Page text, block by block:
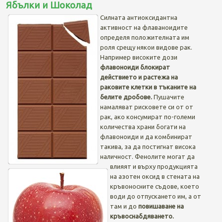
Ябълки и Шоколад
Силната антиоксидантна
активност на флаваноидите
определя положителната им
роля срещу някои видове рак.
Например високите дози
флавоноиди блокират
действието и растежа на
раковите клетки в тъканите на
белите дробове. Пушачите
намаляват рисковете си от от
рак, ако консумират по-големи
количества храни богати на
флавоноиди и да комбинират
такива, за да постигнат висока
наличност. Фенолите могат да
влияят и върху продукцията
на азотен оксид в стената на
кръвоносните съдове, което
води до отпускането им, а от
там и до повишаване на
кръвоснабдяването.